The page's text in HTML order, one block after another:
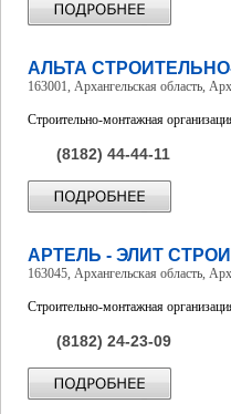
АЛЬТА
163001, Архангельская область,
Строительно-монтажная
(8182) 44-44-11
АРТЕЛЬ - ЭЛИТ
163045, Архангельская область,
Строительно-монтажная
(8182) 24-23-09